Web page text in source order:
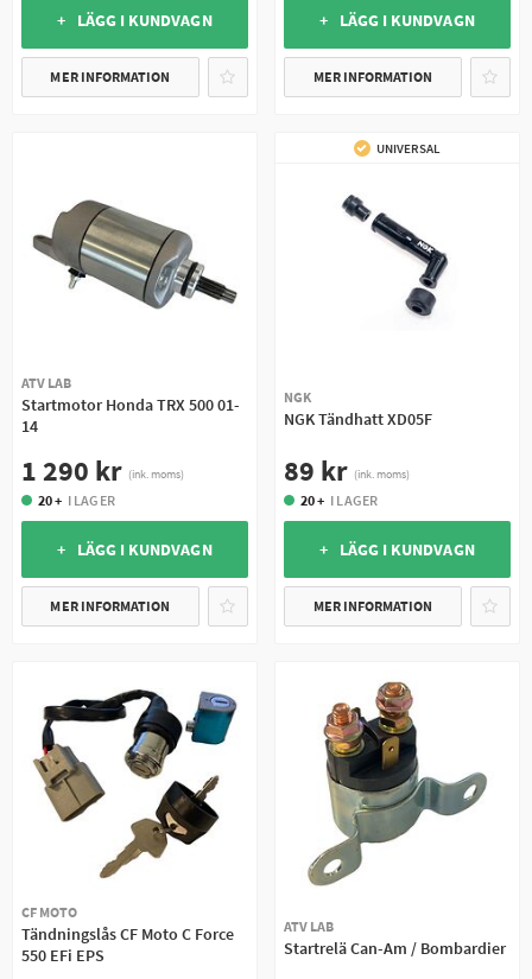
+ LÄGG I KUNDVAGN
MER INFORMATION
+ LÄGG I KUNDVAGN
MER INFORMATION
ATV LAB
Startmotor Honda TRX 500 01-
14
1 290 kr (ink. moms)
20 + I LAGER
+ LÄGG I KUNDVAGN
MER INFORMATION
UNIVERSAL
NGK
NGK Tändhatt XD05F
89 kr (ink. moms)
20 + I LAGER
+ LÄGG I KUNDVAGN
MER INFORMATION
CF MOTO
Tändningslås CF Moto C Force
550 EFi EPS
ATV LAB
Startrelä Can-Am / Bombardier